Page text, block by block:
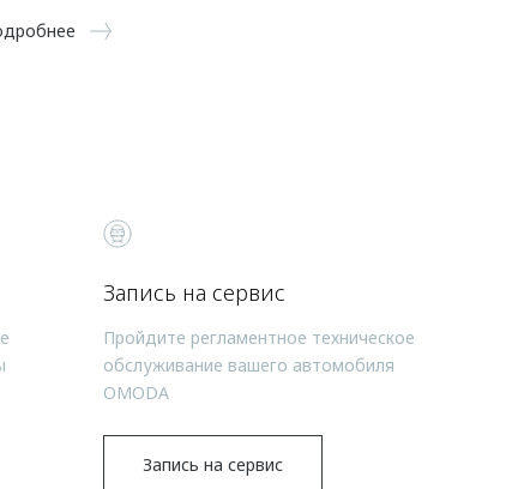
Запись на сервис
Пройдите регламентное техническое
обслуживание вашего автомобиля
OMODA
Запись на сервис